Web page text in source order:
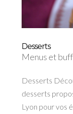
Desserts
Menus et
Desserts
desserts
Lyon pour vos